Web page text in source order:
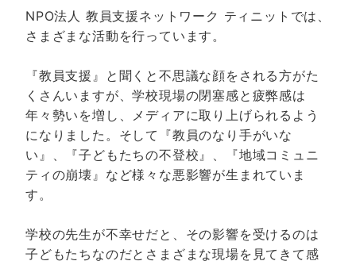
NPO法人 教員支援ネットワーク ティニットでは、
さまざまな活動を行っています。
『教員支援』と聞くと不思議な顔をされる方がた
くさんいますが、学校現場の閉塞感と疲弊感は
年々勢いを増し、メディアに取り上げられるよう
になりました。そして『教員のなり手がいな
い』、『子どもたちの不登校』、『地域コミュニ
ティの崩壊』など様々な悪影響が生まれていま
す。
学校の先生が不幸せだと、その影響を受けるのは
子どもたちなのだとさまざまな現場を見てきて感